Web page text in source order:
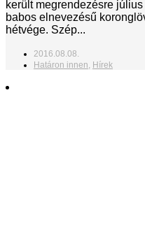
került megrendezésre
babos elnevezésű
hétvége. Szép...
2016.08.08.
Határon innen, Hírek